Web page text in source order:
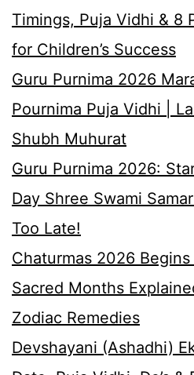
Timings, Puja Vidhi & 8
for Children’s Success
Guru Purnima 2026
Pournima Puja Vidhi |
Shubh Muhurat
Guru Purnima 2026:
Day Shree Swami
Too Late!
Chaturmas 2026
Sacred Months
Zodiac Remedies
Devshayani (Ashadhi)